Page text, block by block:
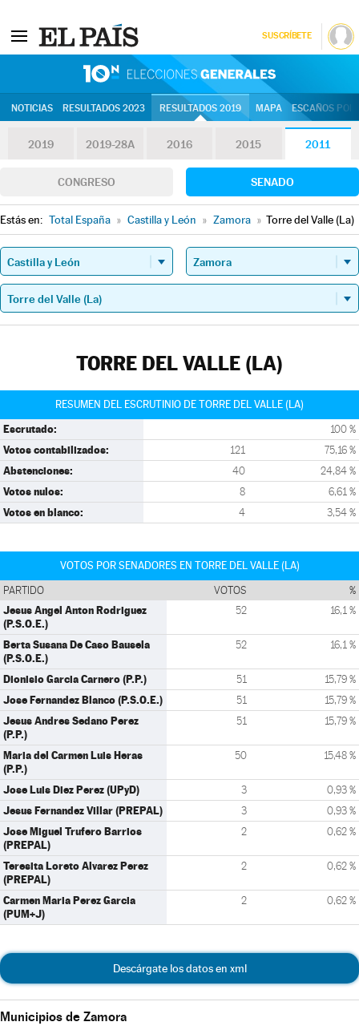
SUSCRÍBETE
NOTICIAS RESULTADOS 2023 RESULTADOS 2019 MAPA ESCAÑOS
2019 2019-28A 2016 2015 2011
CONGRESO SENADO
Estás en: Total España » Castilla y León » Zamora » Torre del Valle (La)
TORRE DEL VALLE (LA)
RESUMEN DEL ESCRUTINIO DE TORRE DEL VALLE (LA)
Escrutado: 100 %
Votos contabilizados: 121 75,16 %
Abstenciones: 40 24,84 %
Votos nulos: 8 6,61 %
Votos en blanco: 4 3,54 %
VOTOS POR SENADORES EN TORRE DEL VALLE (LA)
PARTIDO VOTOS %
Jesus Angel Anton Rodriguez
(P.S.O.E.)
52 16,1 %
Berta Susana De Caso Bausela
(P.S.O.E.)
52 16,1 %
Dionisio Garcia Carnero (P.P.) 51 15,79 %
Jose Fernandez Blanco (P.S.O.E.) 51 15,79 %
Jesus Andres Sedano Perez
(P.P.)
51 15,79 %
Maria del Carmen Luis Heras
(P.P.)
50 15,48 %
Jose Luis Diez Perez (UPyD) 3 0,93 %
Jesus Fernandez Villar (PREPAL) 3 0,93 %
Jose Miguel Trufero Barrios
(PREPAL)
2 0,62 %
Teresita Loreto Alvarez Perez
(PREPAL)
2 0,62 %
Carmen Maria Perez Garcia
(PUM+J)
2 0,62 %
Descárgate los datos en xml
Municipios de Zamora